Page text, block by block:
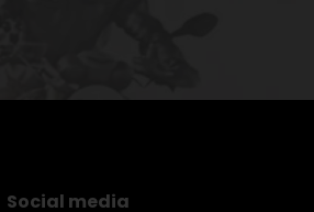
Social media